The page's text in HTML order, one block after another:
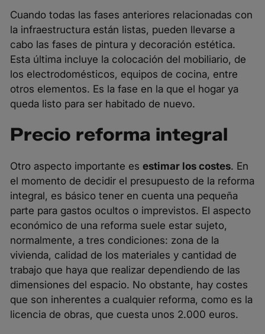
Cuando todas las fases anteriores relacionadas con
la infraestructura están listas, pueden llevarse a
cabo las fases de pintura y decoración estética.
Esta última incluye la colocación del mobiliario, de
los electrodomésticos, equipos de cocina, entre
otros elementos. Es la fase en la que el hogar ya
queda listo para ser habitado de nuevo.
Precio reforma integral
Otro aspecto importante esestimar los costes. En
el momento de decidir el presupuesto de la reforma
integral, es básico tener en cuenta una pequeña
parte para gastos ocultos o imprevistos. El aspecto
económico de una reforma suele estar sujeto,
normalmente, a tres condiciones: zona de la
vivienda, calidad de los materiales y cantidad de
trabajo que haya que realizar dependiendo de las
dimensiones del espacio. No obstante, hay costes
que son inherentes a cualquier reforma, como es la
licencia de obras, que cuesta unos 2.000 euros.